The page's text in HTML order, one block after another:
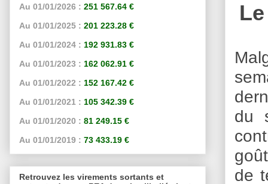
du
de
Au 01/01/2026 : 251 567.64 €
Au 01/01/2025 : 201 223.28 €
Au 01/01/2024 : 192 931.83 €
Au 01/01/2023 : 162 062.91 €
Au 01/01/2022 : 152 167.42 €
Au 01/01/2021 : 105 342.39 €
Au 01/01/2020 : 81 249.15 €
Au 01/01/2019 : 73 433.19 €
Retrouvez les virements sortants et